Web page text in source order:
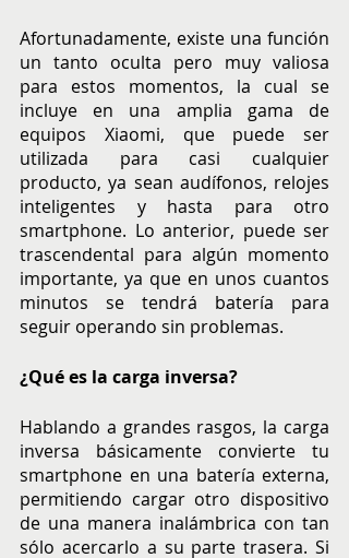
Afortunadamente, existe una función
un tanto oculta pero muy valiosa
para estos momentos, la cual se
incluye en una amplia gama de
equipos Xiaomi, que puede ser
utilizada para casi cualquier
producto, ya sean audífonos, relojes
inteligentes y hasta para otro
smartphone. Lo anterior, puede ser
trascendental para algún momento
importante, ya que en unos cuantos
minutos se tendrá batería para
seguir operando sin problemas.
¿Qué es la carga inversa?
Hablando a grandes rasgos, la carga
inversa básicamente convierte tu
smartphone en una batería externa,
permitiendo cargar otro dispositivo
de una manera inalámbrica con tan
sólo acercarlo a su parte trasera. Si